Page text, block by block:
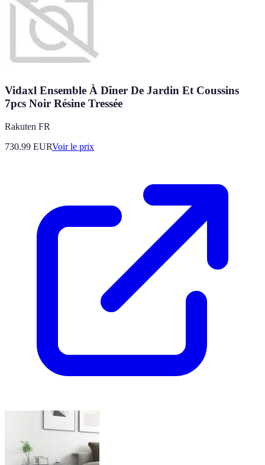
Vidaxl Ensemble À Dîner De Jardin Et Coussins
7pcs Noir Résine Tressée
Rakuten FR
730.99 EURVoir le prix